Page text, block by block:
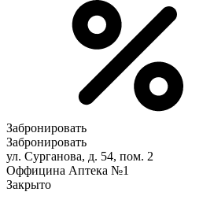
Забронировать
Забронировать
ул. Сурганова, д. 54, пом. 2
Оффицина Аптека №1
Закрыто